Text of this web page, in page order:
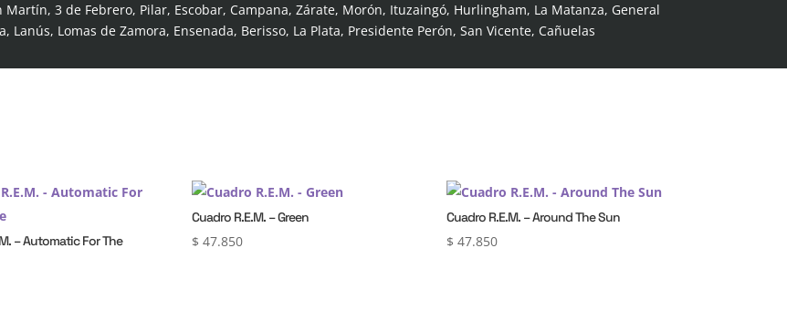
Martín, 3 de Febrero, Pilar, Escobar, Campana, Zárate, Morón, Ituzaingó, Hurlingham, La Matanza, General
Lanús, Lomas de Zamora, Ensenada, Berisso, La Plata, Presidente Perón, San Vicente, Cañuelas
– Automatic For The
Cuadro R.E.M. – Green
$ 47.850
Cuadro R.E.M. – Around The Sun
$ 47.850